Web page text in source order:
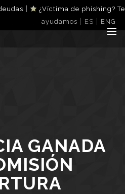
¿Víctima de phishing? Te
ayudamos
ES ENG
GANADA